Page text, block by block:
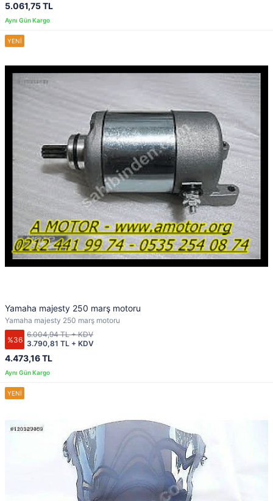
5.061,75 TL
Yamaha majesty 250 marş motoru
Yamaha majesty 250 marş motoru
%36
4.473,16 TL
3.790,81 TL + KDV
6.004,94 TL + KDV